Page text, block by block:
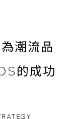
潮流品
的成功